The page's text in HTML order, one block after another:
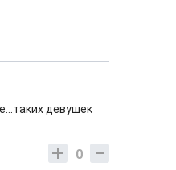
девушек
0